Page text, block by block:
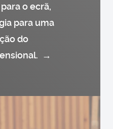
o ecrã,
para uma
do
→